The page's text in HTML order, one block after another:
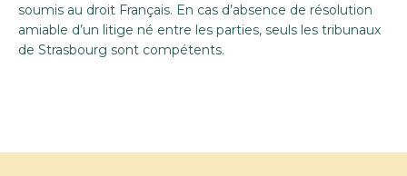
soumis au droit Français. En cas d’absence de résolution
amiable d’un litige né entre les parties, seuls les tribunaux
de Strasbourg sont compétents.